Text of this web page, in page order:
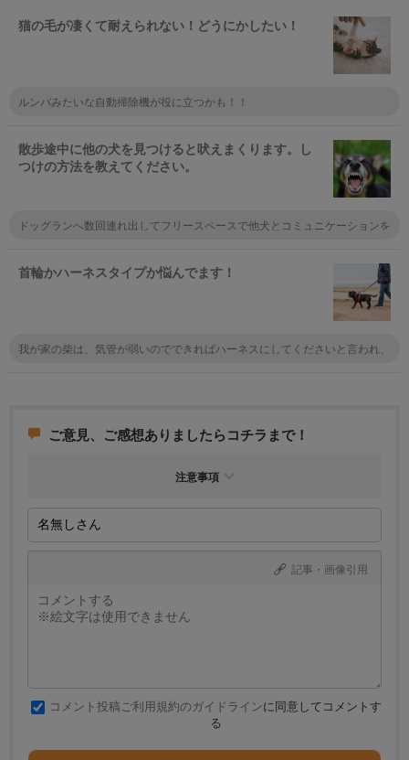
猫の毛が凄くて耐えられない！どうにかしたい！
ルンバみたいな自動掃除機が役に立つかも！！
散歩途中に他の犬を見つけると吠えまくります。し
つけの方法を教えてください。
ドッグランへ数回連れ出してフリースペースで他犬とコミュニケーションを
んが慣れてくるとその場に居合わす犬達間の上下関係もわかるようになると
思います。ここでの慣習を散歩へ応用展開すると飼い主の負担も少なく、愛
犬も遊んでいる間に矯正・是正がなされるかもしれません。
首輪かハーネスタイプか悩んでます！
我が家の柴は、気管が弱いのでできればハーネスにしてくださいと言われ、
プは入っていますが、もしもの時のために首輪に迷子札をつけています。
ご意見、ご感想ありましたらコチラまで！
注意事項
記事・画像引用
コメント投稿ご利用規約のガイドラインに同意してコメントす
る